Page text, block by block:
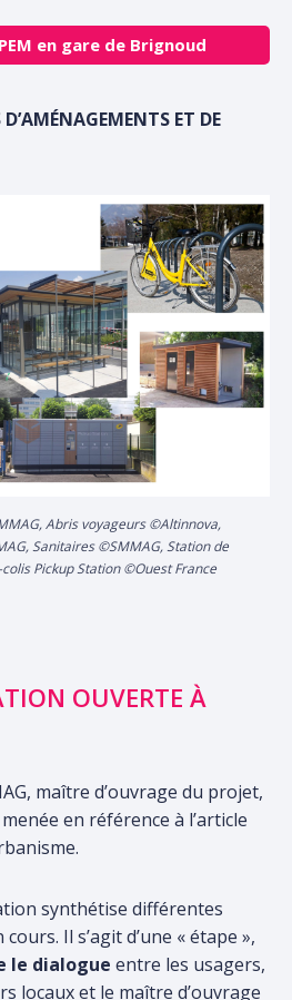
en gare de Brignoud
ET DE
Abris voyageurs ©Altinnova,
Sanitaires ©SMMAG, Station de
Pickup Station ©Ouest France
OUVERTE À
maître d’ouvrage du projet,
en référence à l’article
synthétise différentes
Il s’agit d’une « étape »,
le dialogue entre les usagers,
locaux et le maître d’ouvrage